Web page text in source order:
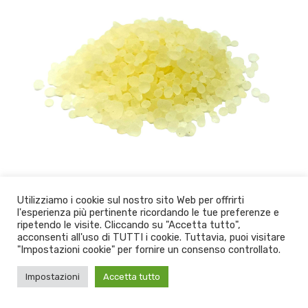
,
Mastice Di Chios
€27.50–€220.00
Utilizziamo i cookie sul nostro sito Web per offrirti
l'esperienza più pertinente ricordando le tue preferenze e
ripetendo le visite. Cliccando su "Accetta tutto",
acconsenti all'uso di TUTTI i cookie. Tuttavia, puoi visitare
"Impostazioni cookie" per fornire un consenso controllato.
Impostazioni Accetta tutto